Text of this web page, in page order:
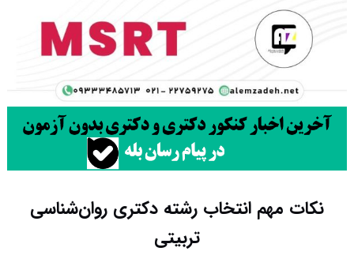
نکات مهم انتخاب رشته دکتری روان‌شناسی
تربیتی